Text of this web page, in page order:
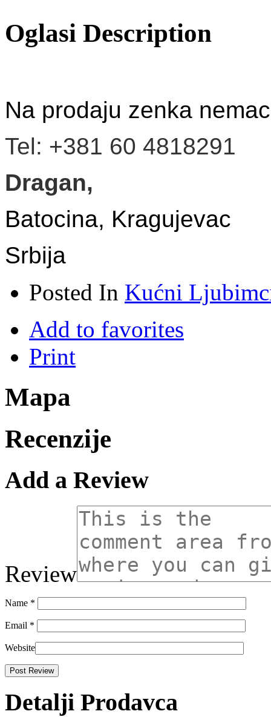
Oglasi Description
Na prodaju zenka
Tel: +381 60 4818291
Dragan,
Batocina, Kragujevac
Srbija
Posted In Kućni
Add to favorites
Print
Mapa
Recenzije
Add a Review
Review
Name *
Email *
Website
Detalji Prodavca